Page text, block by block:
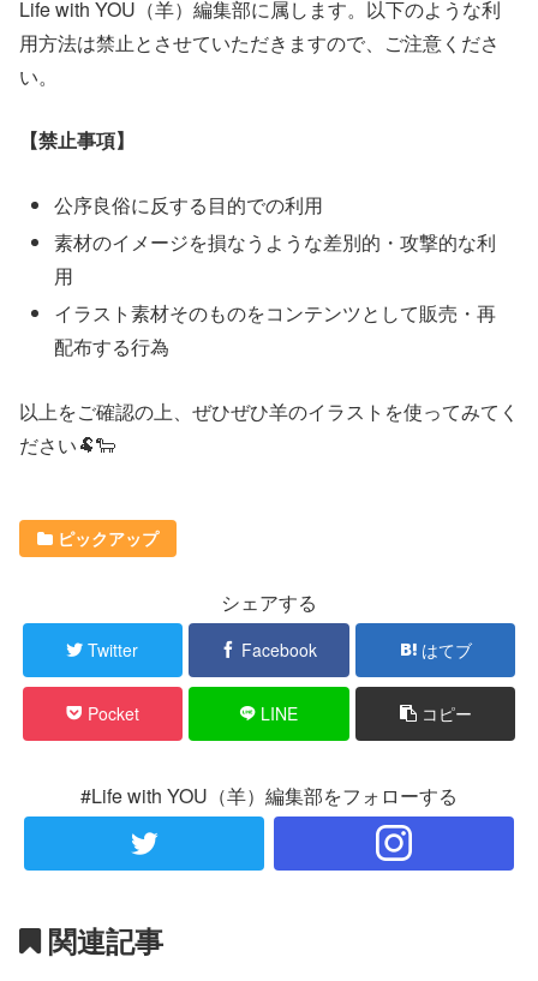
Life with YOU（羊）編集部に属します。以下のような利
用方法は禁止とさせていただきますので、ご注意くださ
い。
【禁止事項】
公序良俗に反する目的での利用
素材のイメージを損なうような差別的・攻撃的な利
用
イラスト素材そのものをコンテンツとして販売・再
配布する行為
以上をご確認の上、ぜひぜひ羊のイラストを使ってみてく
ださい🐏🐑
ピックアップ
シェアする
Twitter Facebook はてブ
Pocket LINE コピー
#Life with YOU（羊）編集部をフォローする
関連記事